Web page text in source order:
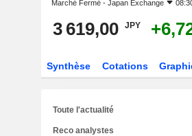
Marché Fermé - Japan Exchange
3 619,00 JPY
Synthèse Cotations
Toute l'actualité
Reco analystes